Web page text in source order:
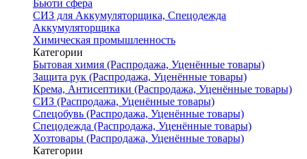
Бьюти сфера
СИЗ для Аккумуляторщика, Спецодежда
Аккумуляторщика
Химическая промышленность
Категории
Бытовая химия (Распродажа, Уценённые товары)
Защита рук (Распродажа, Уценённые товары)
Крема, Антисептики (Распродажа, Уценённые товары)
СИЗ (Распродажа, Уценённые товары)
Спецобувь (Распродажа, Уценённые товары)
Спецодежда (Распродажа, Уценённые товары)
Хозтовары (Распродажа, Уценённые товары)
Категории